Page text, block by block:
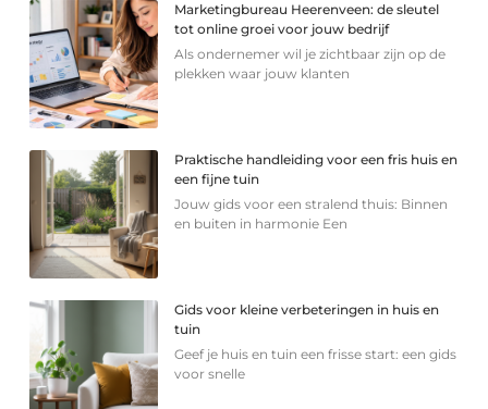
Marketingbureau Heerenveen: de sleutel
tot online groei voor jouw bedrijf
Als ondernemer wil je zichtbaar zijn op de
plekken waar jouw klanten
Praktische handleiding voor een fris huis en
een fijne tuin
Jouw gids voor een stralend thuis: Binnen
en buiten in harmonie Een
Gids voor kleine verbeteringen in huis en
tuin
Geef je huis en tuin een frisse start: een gids
voor snelle